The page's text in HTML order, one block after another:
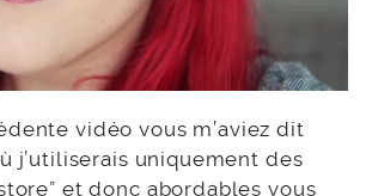
vidéo vous m’aviez dit
j’utiliserais uniquement des
et donc abordables vous